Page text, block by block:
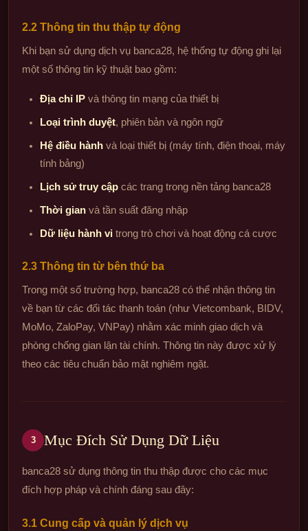
2.2 Thông tin thu thập tự động
Khi bạn sử dụng dịch vụ banca28, hệ thống tự động ghi lại
một số thông tin kỹ thuật bao gồm:
Địa chỉ IPvà thông tin mạng của thiết bị
Loại trình duyệt, phiên bản và ngôn ngữ
Hệ điều hànhvà loại thiết bị (máy tính, điện thoại, máy
tính bảng)
Lịch sử truy cậpcác trang trong nền tảng banca28
Thời gianvà tần suất đăng nhập
Dữ liệu hành vitrong trò chơi và hoạt động cá cược
2.3 Thông tin từ bên thứ ba
Trong một số trường hợp, banca28 có thể nhận thông tin
về bạn từ các đối tác thanh toán (như Vietcombank, BIDV,
MoMo, ZaloPay, VNPay) nhằm xác minh giao dịch và
phòng chống gian lận tài chính. Thông tin này được xử lý
theo các tiêu chuẩn bảo mật nghiêm ngặt.
3 Mục Đích Sử Dụng Dữ Liệu
banca28 sử dụng thông tin thu thập được cho các mục
đích hợp pháp và chính đáng sau đây:
3.1 Cung cấp và quản lý dịch vụ